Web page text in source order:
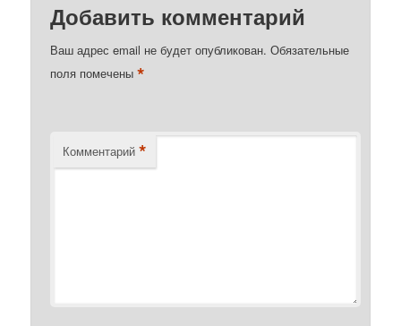
Добавить комментарий
Ваш адрес email не будет опубликован. Обязательные
поля помечены*
Комментарий *